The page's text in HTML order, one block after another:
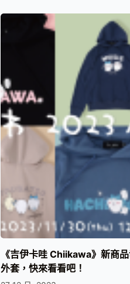
《吉伊卡哇 Chiikawa》新商
外套，快來看看吧！